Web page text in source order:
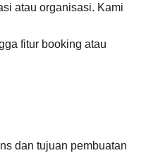
atau organisasi. Kami
fitur booking atau
dan tujuan pembuatan